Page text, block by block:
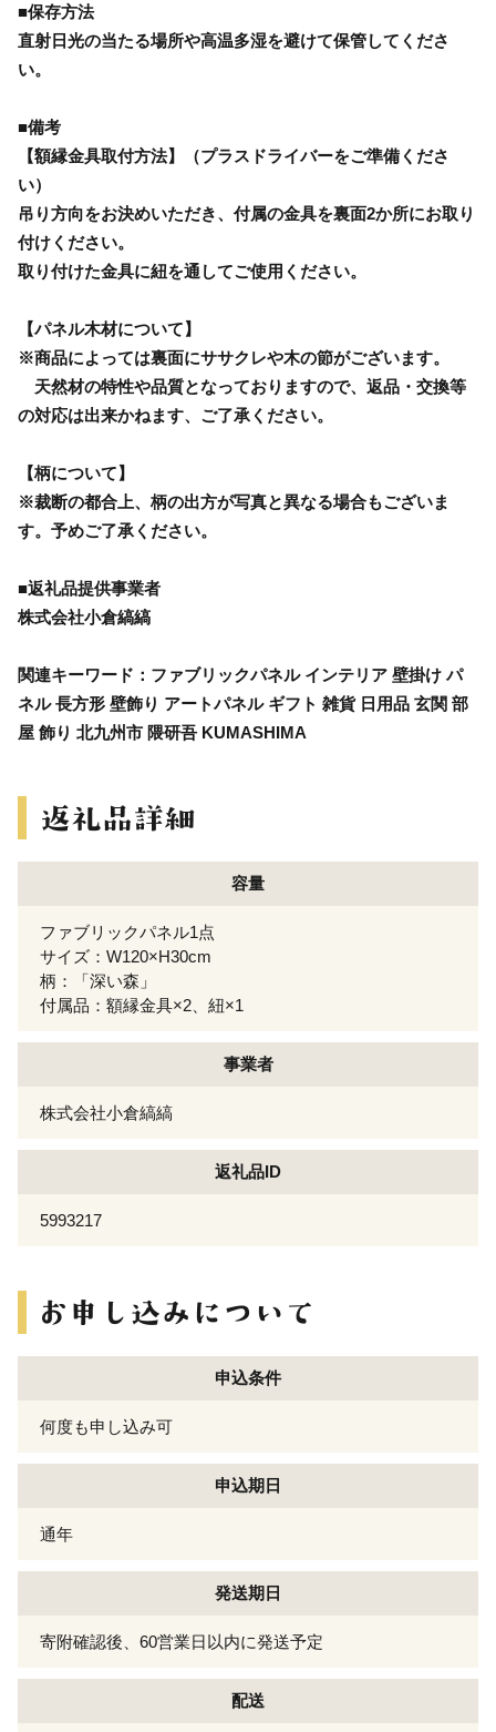
■保存方法
直射日光の当たる場所や高温多湿を避けて保管してくださ
い。
■備考
【額縁金具取付方法】（プラスドライバーをご準備くださ
い）
吊り方向をお決めいただき、付属の金具を裏面2か所にお取り
付けください。
取り付けた金具に紐を通してご使用ください。
【パネル木材について】
※商品によっては裏面にササクレや木の節がございます。
天然材の特性や品質となっておりますので、返品・交換等
の対応は出来かねます、ご了承ください。
【柄について】
※裁断の都合上、柄の出方が写真と異なる場合もございま
す。予めご了承ください。
■返礼品提供事業者
株式会社小倉縞縞
関連キーワード：ファブリックパネル インテリア 壁掛け パ
ネル 長方形 壁飾り アートパネル ギフト 雑貨 日用品 玄関 部
屋 飾り 北九州市 隈研吾 KUMASHIMA
容量
ファブリックパネル1点
サイズ：W120×H30cm
柄：「深い森」
付属品：額縁金具×2、紐×1
事業者
株式会社小倉縞縞
返礼品ID
5993217
申込条件
何度も申し込み可
申込期日
通年
発送期日
寄附確認後、60営業日以内に発送予定
配送